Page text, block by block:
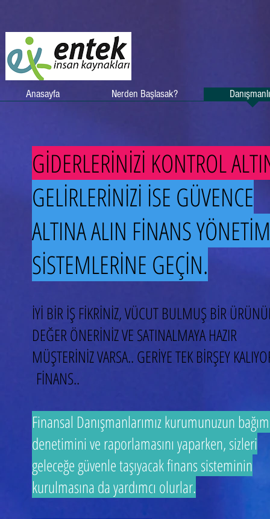
Anasayfa Nerden Başlasak?
GİDERLERİNİZİ KONTROL
GELİRLERİNİZİ İSE GÜVENCE
ALTINA ALIN FİNANS YÖNETİM
SİSTEMLERİNE GEÇİN.
İYİ BİR İŞ FİKRİNİZ, VÜCUT BULMUŞ BİR
DEĞER ÖNERİNİZ VE SATINALMAYA HAZIR
MÜŞTERİNİZ VARSA.. GERİYE TEK BİRŞEY
FİNANS..
Finansal Danışmanlarımız kurumunuzun
denetimini ve raporlamasını yaparken, sizleri
geleceğe güvenle taşıyacak finans sisteminin
kurulmasına da yardımcı olurlar.